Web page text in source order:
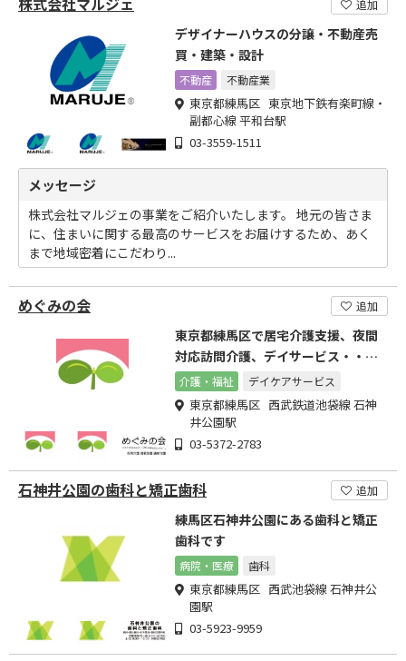
追加
デザイナーハウスの分譲・不動産売
買・建築・設計
不動産 不動産業
東京都練馬区 東京地下鉄有楽町線・
副都心線 平和台駅
03-3559-1511
メッセージ
株式会社マルジェの事業をご紹介いたします。 地元の皆さま
に、住まいに関する最高のサービスをお届けするため、あく
まで地域密着にこだわり...
めぐみの会 追加
東京都練馬区で居宅介護支援、夜間
対応訪問介護、デイサービス・・・
を展開
介護・福祉 デイケアサービス
東京都練馬区 西武鉄道池袋線 石神
井公園駅
03-5372-2783
石神井公園の歯科と矯正歯科 追加
練馬区石神井公園にある歯科と矯正
歯科です
病院・医療 歯科
東京都練馬区 西武池袋線 石神井公
園駅
03-5923-9959